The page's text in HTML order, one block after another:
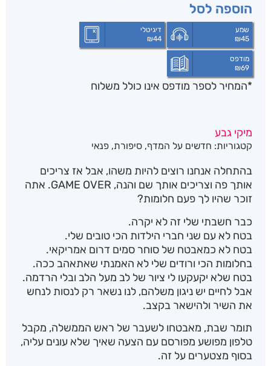
הוספה לסל
שמע
₪45
דיגיטלי
₪44
מודפס
₪69
*המחיר לספר מודפס אינו כולל משלוח
מיקי גבע
קטגוריות: חדשים על המדף, סיפורת, פנאי
בהתחלה אנחנו רוצים להיות משהו, אבל אז צריכים
אותך פה וצריכים אותך שם והנה, GAME OVER. אתה
זוכר שהיו לך פעם חלומות?
כבר חשבתי שלי זה לא יקרה.
בטח לא עם שני חברי הילדות הכי טובים שלי.
בטח לא כמאבטח של סוחר סמים דרום אמריקאי.
בחלומות הכי ורודים שלי לא האמנתי שאתאהב ככה.
בטח שלא יקעקעו לי ציור של לב מעל הלב ובלי הרדמה.
אבל לחיים יש ניגון משלהם, לנו נשאר רק לנסות לנחש
את השיר ולהישאר בקצב.
תומר שבת, מאבטחו לשעבר של ראש הממשלה, מקבל
טלפון מפושע מפורסם עם הצעה שאיך שלא עונים עליה,
בסוף מצטערים על זה.